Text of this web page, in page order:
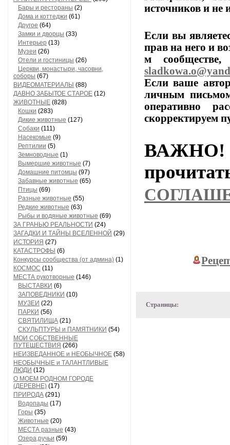
Бары и рестораны (2)
Дома и коттеджи (61)
Другое (64)
Замки и дворцы (33)
Интерьер (13)
Музеи (26)
Отели и гостиницы (26)
Церкви, монастыри, часовни,
соборы (67)
ВИДЕОМАТЕРИАЛЫ (88)
ДАВНО ЗАБЫТОЕ СТАРОЕ (12)
ЖИВОТНЫЕ (828)
Кошки (283)
Дикие животные (127)
Собаки (111)
Насекомые (9)
Рептилии (5)
Земноводные (1)
Вымершие животные (7)
Домашние питомцы (97)
Забавные животные (65)
Птицы (69)
Разные животные (55)
Редкие животные (63)
Рыбы и водяные животные (69)
ЗА ГРАНЬЮ РЕАЛЬНОСТИ (24)
ЗАГАДКИ И ТАЙНЫ ВСЕЛЕННОЙ (29)
ИСТОРИЯ (27)
КАТАСТРОФЫ (6)
Конкурсы сообщества (от админа) (1)
КОСМОС (11)
МЕСТА рукотворные (146)
ВЫСТАВКИ (6)
ЗАПОВЕДНИКИ (10)
МУЗЕИ (22)
ПАРКИ (56)
СВЯТИЛИЩА (21)
СКУЛЬПТУРЫ и ПАМЯТНИКИ (54)
МОИ СОБСТВЕННЫЕ
ПУТЕШЕСТВИЯ (266)
НЕИЗВЕДАННОЕ и НЕОБЫЧНОЕ (58)
НЕОБЫЧНЫЕ и ТАЛАНТЛИВЫЕ
ЛЮДИ (12)
О МОЕМ РОДНОМ ГОРОДЕ
(ДЕРЕВНЕ) (17)
ПРИРОДА (291)
Водопады (17)
Горы (35)
Животные (20)
МЕСТА разные (43)
Озера,ручьи (59)
источников и не
Если вы
прав на него и
м сообществе,
Если ваше
личным
оперативно
скорректируем
ВАЖНО!
Страницы: